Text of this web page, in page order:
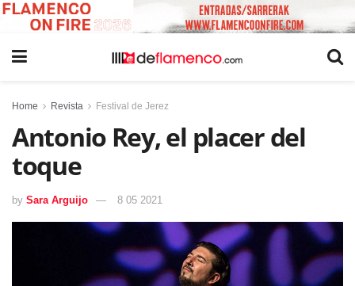
Home Revista Festival de Jerez
Antonio Rey, el placer del
toque
by Sara Arguijo 8 05 2021